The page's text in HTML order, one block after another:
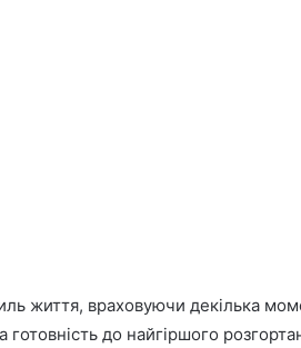
життя, враховуючи декілька
готовність до найгіршого